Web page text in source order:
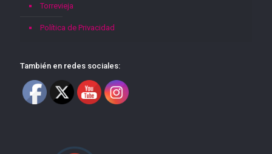
Torrevieja
Política de Privacidad
También en redes sociales: